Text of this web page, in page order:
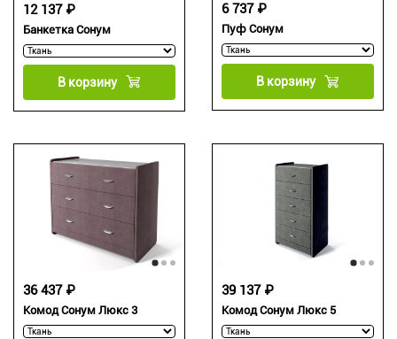
Банкетка Сонум
12 137 ₽
В корзину
Пуф Сонум
6 737 ₽
В корзину
Комод Сонум Люкс 3
36 437 ₽
Комод Сонум Люкс 5
39 137 ₽